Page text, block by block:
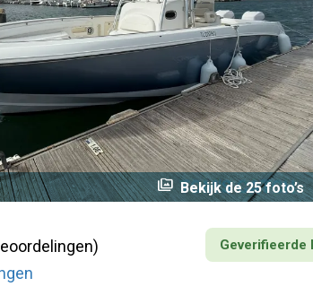
perm_media Bekijk de 25 foto’s
Geverifieerde